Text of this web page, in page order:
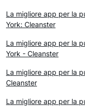
La migliore app per la
York: Cleanster
La migliore app per la
York - Cleanster
La migliore app per la
Cleanster
La migliore app per la